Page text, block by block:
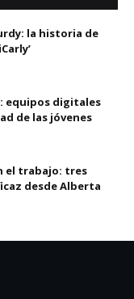
la historia de
equipos digitales
de las jóvenes
el trabajo: tres
desde Alberta